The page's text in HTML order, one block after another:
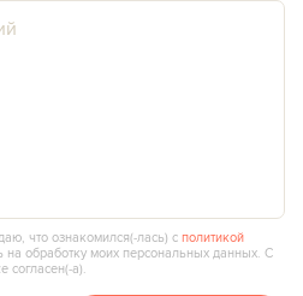
что ознакомился(‑лась) сполитикой
на обработку моих персональных данных. С
согласен(‑а).